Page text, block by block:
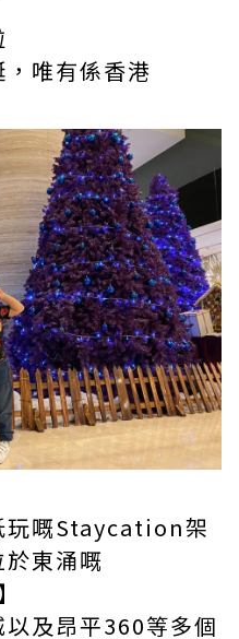
唯有係香港
玩嘅Staycation架
東涌嘅
及昂平360等多個